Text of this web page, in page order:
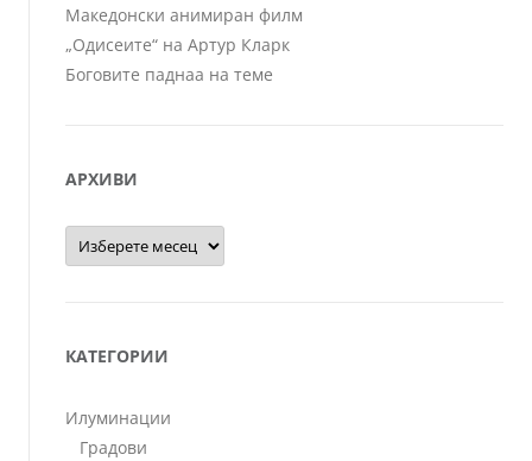
Македонски анимиран филм
„Одисеите“ на Артур Кларк
Боговите паднаа на теме
АРХИВИ
Архиви
КАТЕГОРИИ
Илуминации
Градови